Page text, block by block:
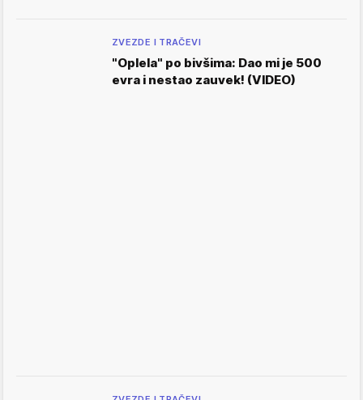
ZVEZDE I TRAČEVI
"Oplela" po bivšima: Dao mi je 500
evra i nestao zauvek! (VIDEO)